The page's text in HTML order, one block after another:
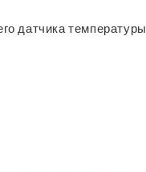
датчика температуры